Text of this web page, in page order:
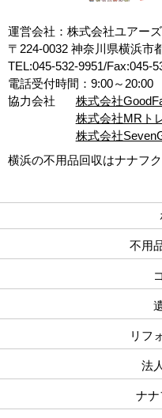
運営会社：株式会社ユアー
〒224-0032 神奈川県横浜市
TEL:045-532-9951/Fax:045-
電話受付時間：9:00～20:00
協力会社
株式会社
株式会社MRト
株式会社
横浜の不用品回収はナナフ
不用
リフ
法
ナナ